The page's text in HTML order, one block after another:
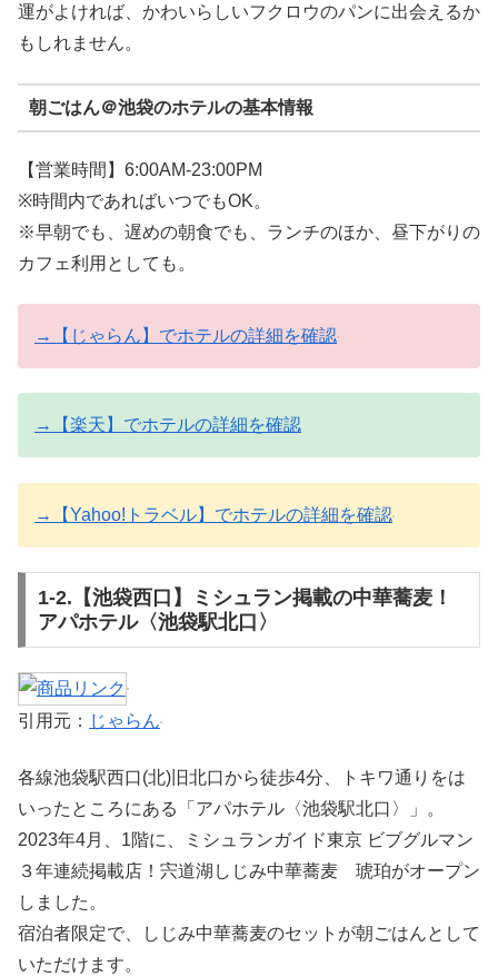
運がよければ、かわいらしいフクロウのパンに出会えるか
もしれません。
朝ごはん＠池袋のホテルの基本情報
【営業時間】6:00AM-23:00PM
※時間内であればいつでもOK。
※早朝でも、遅めの朝食でも、ランチのほか、昼下がりの
カフェ利用としても。
→【じゃらん】でホテルの詳細を確認
→【楽天】でホテルの詳細を確認
→【Yahoo!トラベル】でホテルの詳細を確認
1-2.【池袋西口】ミシュラン掲載の中華蕎麦！
アパホテル〈池袋駅北口〉
引用元： じゃらん
各線池袋駅西口(北)旧北口から徒歩4分、トキワ通りをは
いったところにある「アパホテル〈池袋駅北口〉」。
2023年4月、1階に、ミシュランガイド東京 ビブグルマン
３年連続掲載店！宍道湖しじみ中華蕎麦 琥珀がオープン
しました。
宿泊者限定で、しじみ中華蕎麦のセットが朝ごはんとして
いただけます。